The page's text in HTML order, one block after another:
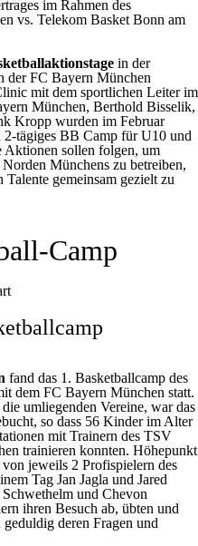
im Rahmen des
vs. Telekom Basket Bonn am
in der
der FC Bayern München
mit dem sportlichen Leiter im
München, Berthold Bisselik,
Kropp wurden im Februar
2-tägiges BB Camp für U10 und
Aktionen sollen folgen, um
Münchens zu betreiben,
gemeinsam gezielt zu
Camp
fand das 1. Basketballcamp des
dem FC Bayern München statt.
umliegenden Vereine, war das
so dass 56 Kinder im Alter
mit Trainern des TSV
trainieren konnten. Höhepunkt
jeweils 2 Profispielern des
Tag Jan Jagla und Jared
und Chevon
ihren Besuch ab, übten und
deren Fragen und